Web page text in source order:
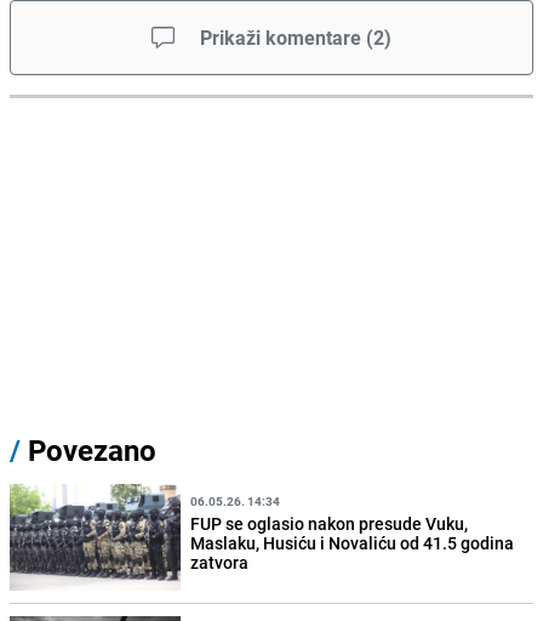
Prikaži komentare (2)
/ Povezano
06.05.26. 14:34
FUP se oglasio nakon presude Vuku,
Maslaku, Husiću i Novaliću od 41.5 godina
zatvora